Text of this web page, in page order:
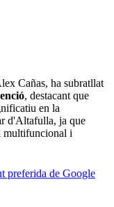
Cañas, ha subratllat
, destacant que
en la
d'Altafulla, ja que
multifuncional i
preferida de Google